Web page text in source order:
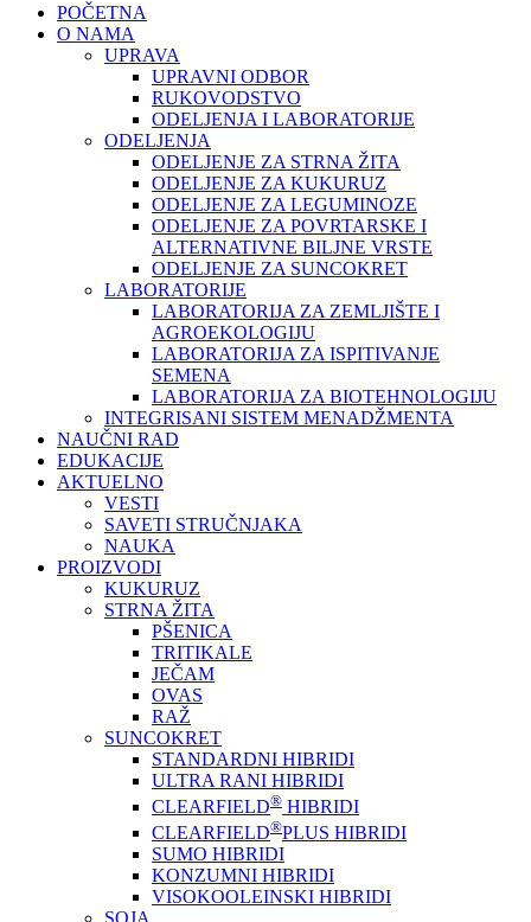
POČETNA
O NAMA
UPRAVA
UPRAVNI ODBOR
RUKOVODSTVO
ODELJENJA I LABORATORIJE
ODELJENJA
ODELJENJE ZA STRNA ŽITA
ODELJENJE ZA KUKURUZ
ODELJENJE ZA LEGUMINOZE
ODELJENJE ZA POVRTARSKE I
ALTERNATIVNE BILJNE VRSTE
ODELJENJE ZA SUNCOKRET
LABORATORIJE
LABORATORIJA ZA ZEMLJIŠTE I
AGROEKOLOGIJU
LABORATORIJA ZA ISPITIVANJE
SEMENA
LABORATORIJA ZA BIOTEHNOLOGIJU
INTEGRISANI SISTEM MENADŽMENTA
NAUČNI RAD
EDUKACIJE
AKTUELNO
VESTI
SAVETI STRUČNJAKA
NAUKA
PROIZVODI
KUKURUZ
STRNA ŽITA
PŠENICA
TRITIKALE
JEČAM
OVAS
RAŽ
SUNCOKRET
STANDARDNI HIBRIDI
ULTRA RANI HIBRIDI
CLEARFIELD® HIBRIDI
CLEARFIELD®PLUS HIBRIDI
SUMO HIBRIDI
KONZUMNI HIBRIDI
VISOKOOLEINSKI HIBRIDI